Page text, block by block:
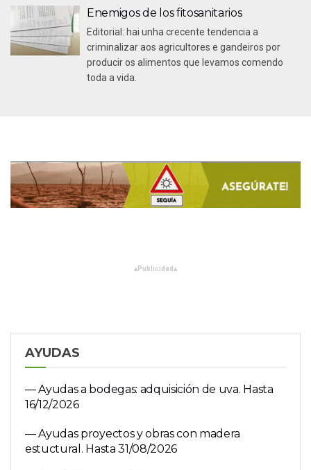
Enemigos de los fitosanitarios
Editorial: hai unha crecente tendencia a
criminalizar aos agricultores e gandeiros por
producir os alimentos que levamos comendo
toda a vida.
▴Publicidad ▴
AYUDAS
— Ayudas a bodegas: adquisición de uva. Hasta
16/12/2026
— Ayudas proyectos y obras con madera
estuctural. Hasta 31/08/2026